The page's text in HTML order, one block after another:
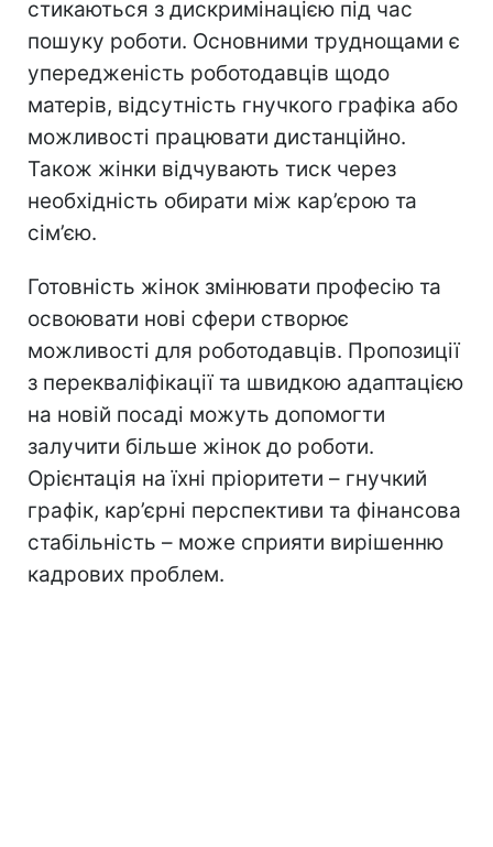
стикаються з дискримінацією під час
пошуку роботи. Основними труднощами є
упередженість роботодавців щодо
матерів, відсутність гнучкого графіка або
можливості працювати дистанційно.
Також жінки відчувають тиск через
необхідність обирати між кар’єрою та
сім’єю.
Готовність жінок змінювати професію та
освоювати нові сфери створює
можливості для роботодавців. Пропозиції
з перекваліфікації та швидкою адаптацією
на новій посаді можуть допомогти
залучити більше жінок до роботи.
Орієнтація на їхні пріоритети – гнучкий
графік, кар’єрні перспективи та фінансова
стабільність – може сприяти вирішенню
кадрових проблем.